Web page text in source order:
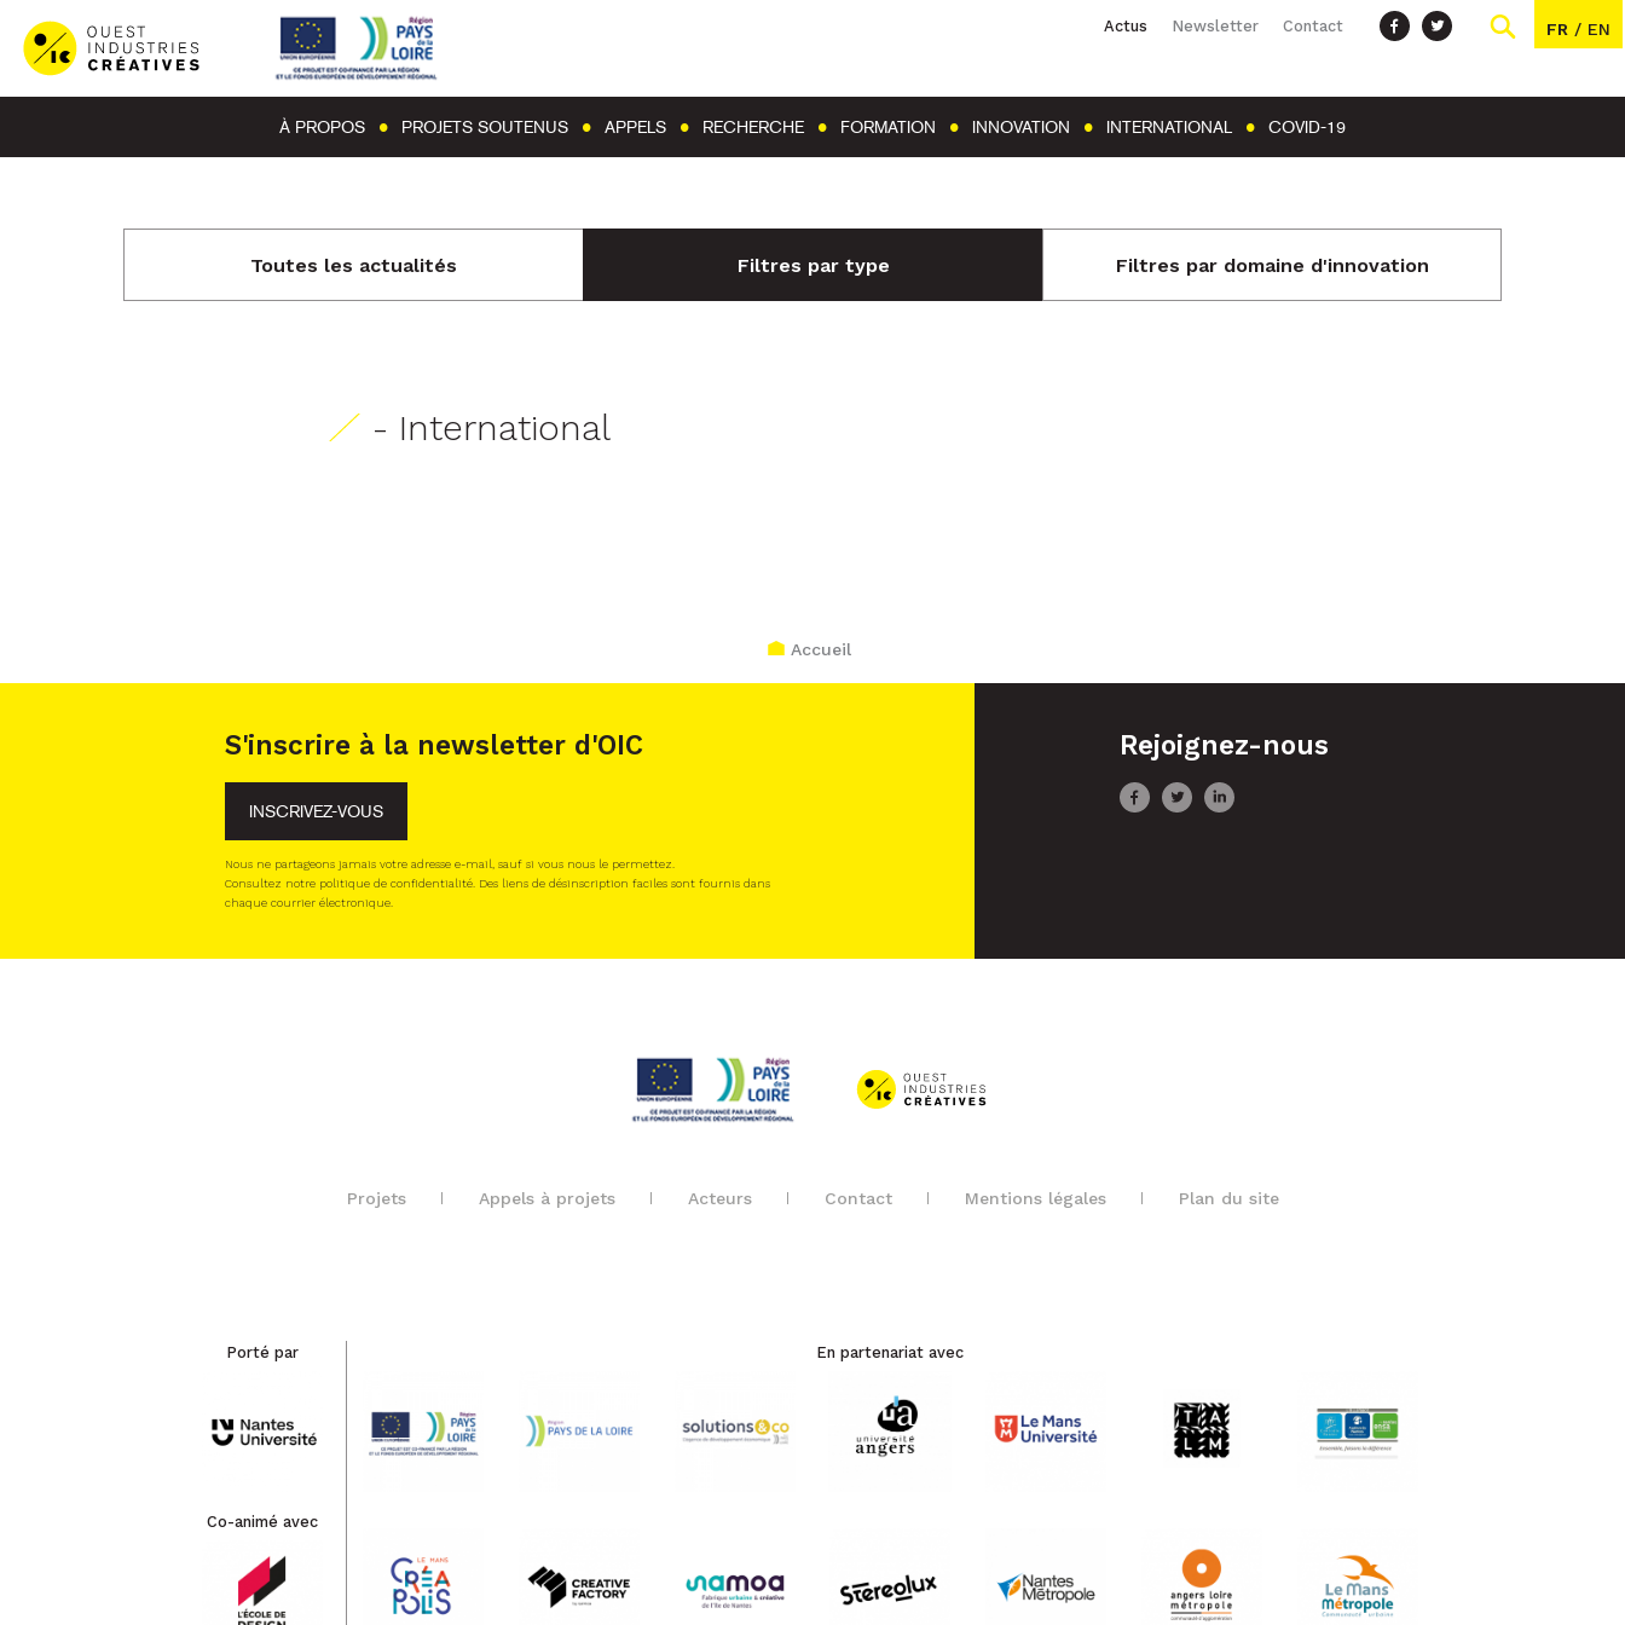
Actus Newsletter Contact FR / EN
À PROPOS PROJETS SOUTENUS APPELS RECHERCHE FORMATION INNOVATION INTERNATIONAL COVID-19
Toutes les actualités Filtres par type Filtres par domaine d'innovation
- International
Accueil
S'inscrire à la newsletter d'OIC
INSCRIVEZ-VOUS
Nous ne partageons jamais votre adresse e-mail, sauf si vous nous le permettez.
Consultez notre politique de confidentialité. Des liens de désinscription faciles sont fournis dans
chaque courrier électronique.
Rejoignez-nous
Projets Appels à projets Acteurs Contact Mentions légales Plan du site
Porté par
Co-animé avec
En partenariat avec